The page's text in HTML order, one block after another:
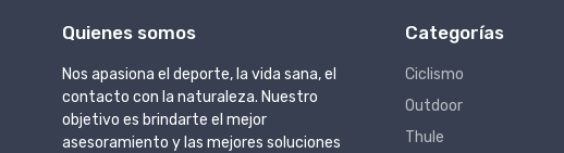
Quienes somos
Nos apasiona el deporte, la vida sana, el
contacto con la naturaleza. Nuestro
objetivo es brindarte el mejor
asesoramiento y las mejores soluciones
Categorías
Ciclismo
Outdoor
Thule